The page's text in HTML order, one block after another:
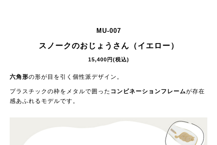
MU-007
スノークのおじょうさん（イエロー）
15,400円(税込)
六角形の形が目を引く個性派デザイン。
プラスチックの枠をメタルで囲った コンビネーションフレームが存在
感あふれるモデルです。